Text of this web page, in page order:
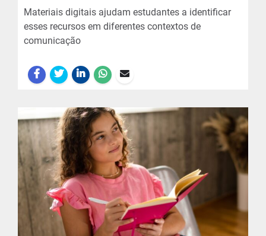
Materiais digitais ajudam estudantes a identificar
esses recursos em diferentes contextos de
comunicação